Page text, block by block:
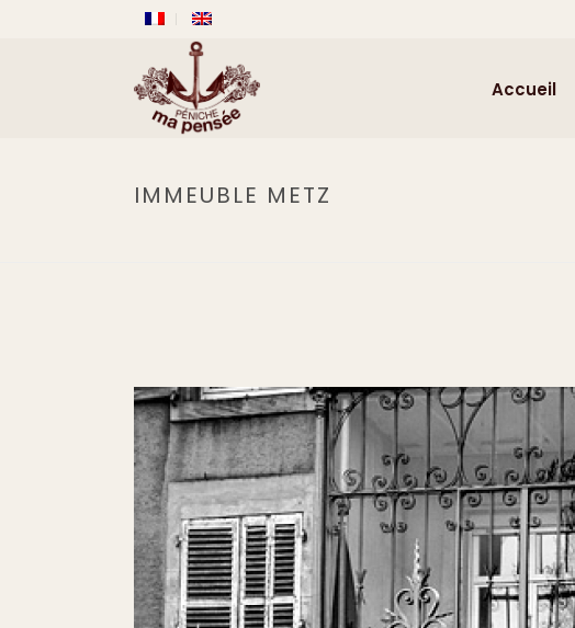
Accueil
IMMEUBLE METZ